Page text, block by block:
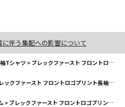
伴う集配への影響について
Tシャツ >ブレックファースト フロントロゴプリント長袖Tシャツ
ックファースト フロントロゴプリント長袖Tシャツ
>ブレックファースト フロントロゴプリント長袖Tシャツ